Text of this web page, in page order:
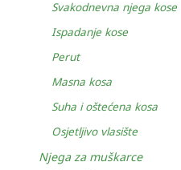
Svakodnevna njega kose
Ispadanje kose
Perut
Masna kosa
Suha i oštećena kosa
Osjetljivo vlasište
Njega za muškarce